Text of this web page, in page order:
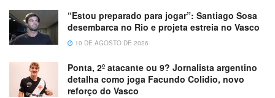
“Estou preparado para jogar”: Santiago Sosa
desembarca no Rio e projeta estreia no Vasco
10 DE AGOSTO DE 2026
Ponta, 2º atacante ou 9? Jornalista argentino
detalha como joga Facundo Colidio, novo
reforço do Vasco